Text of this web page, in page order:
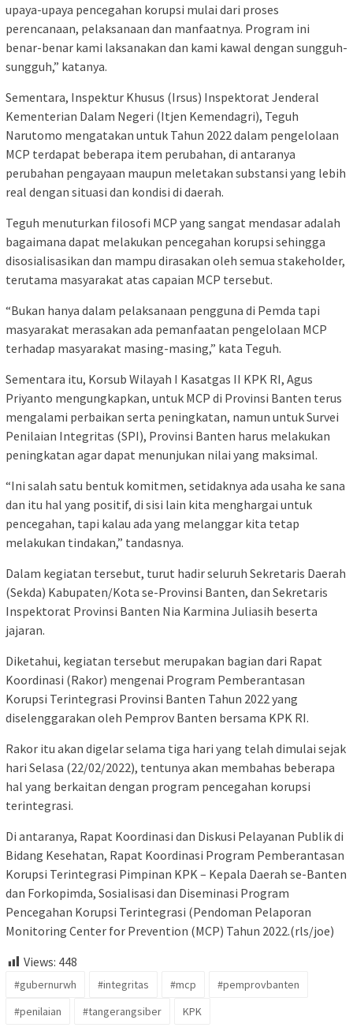
upaya-upaya pencegahan korupsi mulai dari proses
perencanaan, pelaksanaan dan manfaatnya. Program ini
benar-benar kami laksanakan dan kami kawal dengan sungguh-
sungguh,” katanya.
Sementara, Inspektur Khusus (Irsus) Inspektorat Jenderal
Kementerian Dalam Negeri (Itjen Kemendagri), Teguh
Narutomo mengatakan untuk Tahun 2022 dalam pengelolaan
MCP terdapat beberapa item perubahan, di antaranya
perubahan pengayaan maupun meletakan substansi yang lebih
real dengan situasi dan kondisi di daerah.
Teguh menuturkan filosofi MCP yang sangat mendasar adalah
bagaimana dapat melakukan pencegahan korupsi sehingga
disosialisasikan dan mampu dirasakan oleh semua stakeholder,
terutama masyarakat atas capaian MCP tersebut.
“Bukan hanya dalam pelaksanaan pengguna di Pemda tapi
masyarakat merasakan ada pemanfaatan pengelolaan MCP
terhadap masyarakat masing-masing,” kata Teguh.
Sementara itu, Korsub Wilayah I Kasatgas II KPK RI, Agus
Priyanto mengungkapkan, untuk MCP di Provinsi Banten terus
mengalami perbaikan serta peningkatan, namun untuk Survei
Penilaian Integritas (SPI), Provinsi Banten harus melakukan
peningkatan agar dapat menunjukan nilai yang maksimal.
“Ini salah satu bentuk komitmen, setidaknya ada usaha ke sana
dan itu hal yang positif, di sisi lain kita menghargai untuk
pencegahan, tapi kalau ada yang melanggar kita tetap
melakukan tindakan,” tandasnya.
Dalam kegiatan tersebut, turut hadir seluruh Sekretaris Daerah
(Sekda) Kabupaten/Kota se-Provinsi Banten, dan Sekretaris
Inspektorat Provinsi Banten Nia Karmina Juliasih beserta
jajaran.
Diketahui, kegiatan tersebut merupakan bagian dari Rapat
Koordinasi (Rakor) mengenai Program Pemberantasan
Korupsi Terintegrasi Provinsi Banten Tahun 2022 yang
diselenggarakan oleh Pemprov Banten bersama KPK RI.
Rakor itu akan digelar selama tiga hari yang telah dimulai sejak
hari Selasa (22/02/2022), tentunya akan membahas beberapa
hal yang berkaitan dengan program pencegahan korupsi
terintegrasi.
Di antaranya, Rapat Koordinasi dan Diskusi Pelayanan Publik di
Bidang Kesehatan, Rapat Koordinasi Program Pemberantasan
Korupsi Terintegrasi Pimpinan KPK – Kepala Daerah se-Banten
dan Forkopimda, Sosialisasi dan Diseminasi Program
Pencegahan Korupsi Terintegrasi (Pendoman Pelaporan
Monitoring Center for Prevention (MCP) Tahun 2022.(rls/joe)
Views: 448
#gubernurwh #integritas #mcp
#pemprovbanten
#penilaian
#tangerangsiber KPK